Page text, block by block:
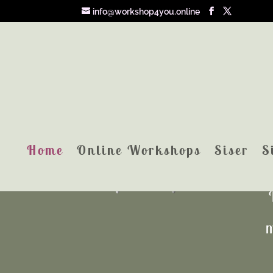
info@workshop4you.online
Home Online Workshops Siser